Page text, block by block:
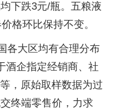
下跌3元/瓶。五粮液
格环比保持不变。
各大区均有合理分布
酒企指定经销商、社
，原始取样数据为过
终端零售价，力求